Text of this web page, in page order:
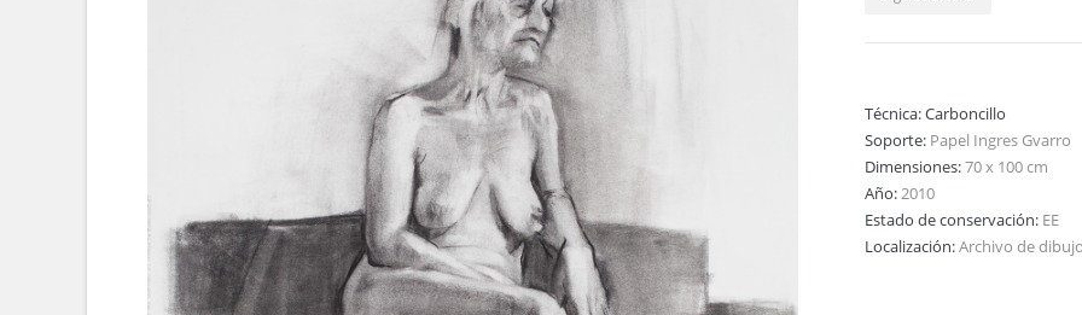
Técnica:Carboncillo
Soporte: Papel Ingres Gvarro
Dimensiones:70 x 100 cm
Año:2010
Estado de conservación: EE
Localización:Archivo de